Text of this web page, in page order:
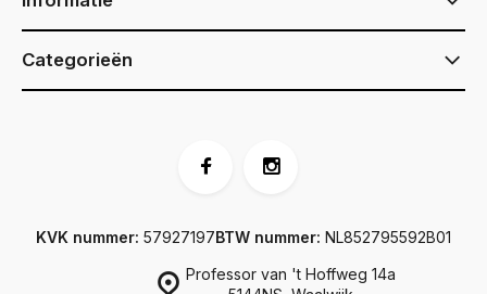
Categorieën
Professor van 't Hoffweg 14a
KVK nummer: 57927197BTW nummer: NL852795592B01